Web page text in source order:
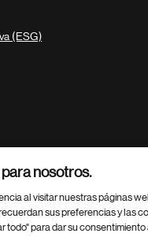
(ESG)
nosotros.
al visitar nuestras páginas
sus preferencias y las
todo" para dar su